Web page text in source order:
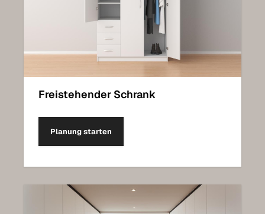
Freistehender Schrank
Planung starten